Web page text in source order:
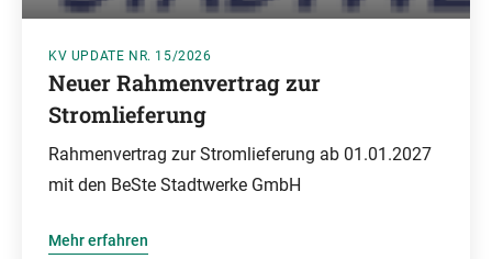
KV UPDATE NR. 15/2026
Neuer Rahmenvertrag zur
Stromlieferung
Rahmenvertrag zur Stromlieferung ab 01.01.2027
mit den BeSte Stadtwerke GmbH
Mehr erfahren